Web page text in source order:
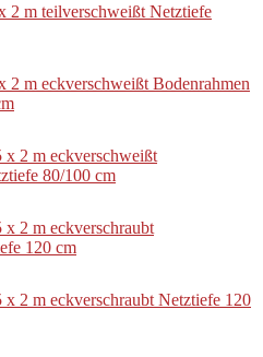
2 m teilverschweißt Netztiefe
m eckverschweißt Bodenrahmen
2 m eckverschweißt
80/100 cm
2 m eckverschraubt
120 cm
2 m eckverschraubt Netztiefe 120